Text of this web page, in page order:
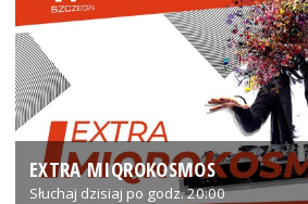
EXTRA MIQROKOSMOS
Słuchaj dzisiaj po godz. 20:00